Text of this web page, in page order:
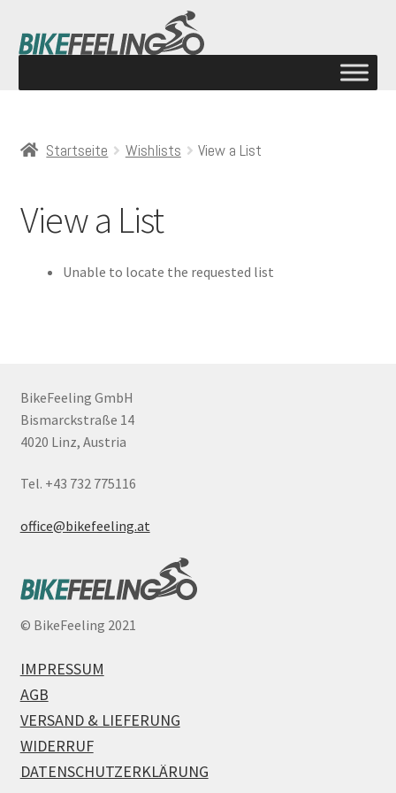
Startseite Wishlists View a List
View a List
Unable to locate the requested list
BikeFeeling GmbH
Bismarckstraße 14
4020 Linz, Austria
Tel. +43 732 775116
office@bikefeeling.at
© BikeFeeling 2021
IMPRESSUM
AGB
VERSAND & LIEFERUNG
WIDERRUF
DATENSCHUTZERKLÄRUNG